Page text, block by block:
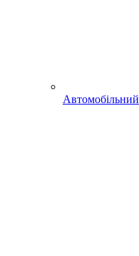
Автомобільний